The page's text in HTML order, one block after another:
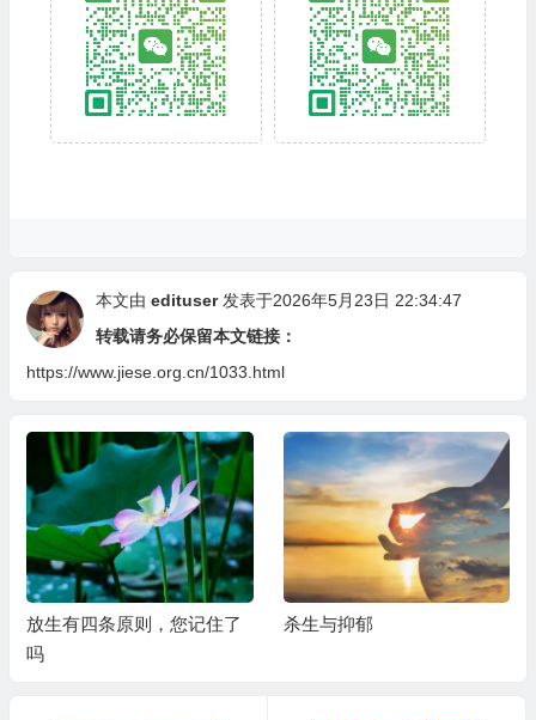
本文由 edituser 发表于2026年5月23日 22:34:47
转载请务必保留本文链接：
https://www.jiese.org.cn/1033.html
放生有四条原则，您记住了
吗
杀生与抑郁